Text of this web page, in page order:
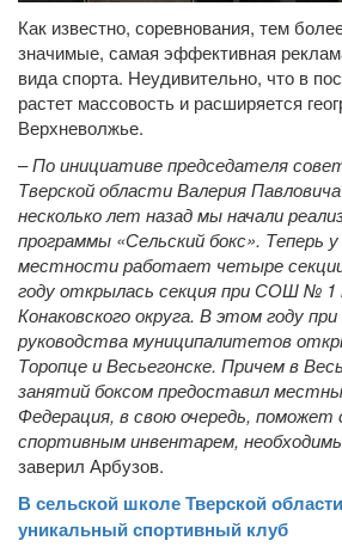
Как известно, соревнования, тем
значимые, самая эффективная
вида спорта. Неудивительно, что в
растет массовость и расширяется
Верхневолжье.
–По инициативе председателя
Тверской области Валерия
несколько лет назад мы начали
программы «Сельский бокс». Теперь у
местности работает четыре
году открылась секция при СОШ № 1
Конаковского округа. В этом году
руководства муниципалитетов
Торопце и Весьегонске. Причем в
занятий боксом предоставил
Федерация, в свою очередь, поможет
спортивным инвентарем,
заверил Арбузов.
В сельской школе Тверской
уникальный спортивный клуб